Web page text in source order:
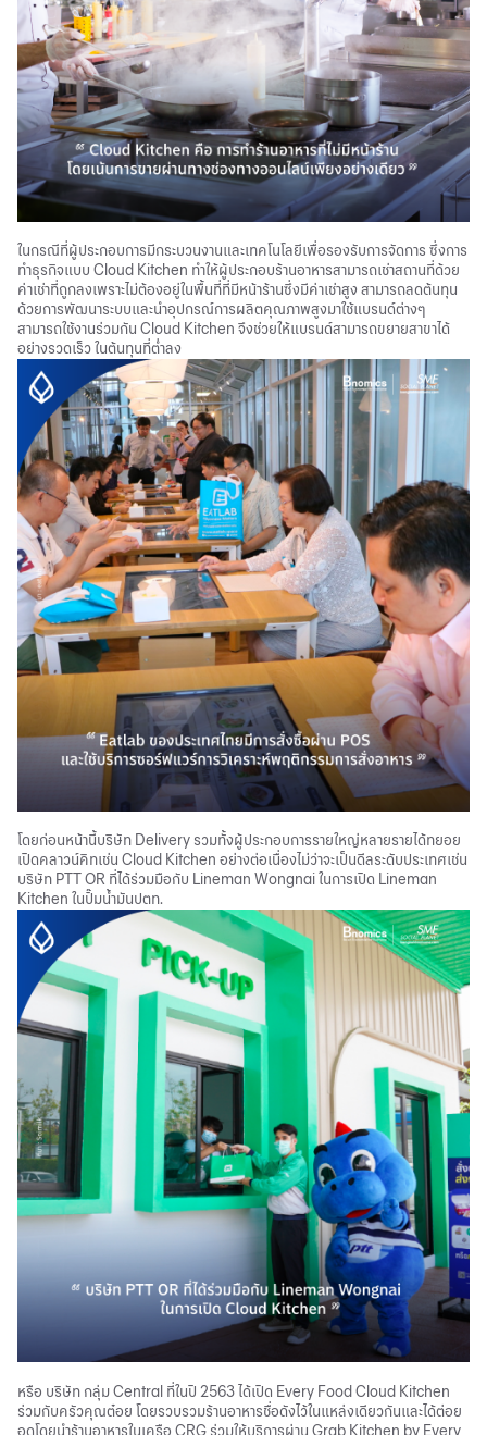
ในกรณีที่ผู้ประกอบการมีกระบวนงานและเทคโนโลยีเพื่อรองรับการจัดการ ซึ่งการ
ทำธุรกิจแบบ Cloud Kitchen ทำให้ผู้ประกอบร้านอาหารสามารถเช่าสถานที่ด้วย
ค่าเช่าที่ถูกลงเพราะไม่ต้องอยู่ในพื้นที่ที่มีหน้าร้านซึ่งมีค่าเช่าสูง สามารถลดต้นทุน
ด้วยการพัฒนาระบบและนำอุปกรณ์การผลิตคุณภาพสูงมาใช้แบรนด์ต่างๆ
สามารถใช้งานร่วมกัน Cloud Kitchen จึงช่วยให้แบรนด์สามารถขยายสาขาได้
อย่างรวดเร็ว ในต้นทุนที่ต่ำลง
โดยก่อนหน้านี้บริษัท Delivery รวมทั้งผู้ประกอบการรายใหญ่หลายรายได้ทยอย
เปิดคลาวน์คิทเช่น Cloud Kitchen อย่างต่อเนื่องไม่ว่าจะเป็นดีลระดับประเทศเช่น
บริษัท PTT OR ที่ได้ร่วมมือกับ Lineman Wongnai ในการเปิด Lineman
Kitchen ในปั๊มน้ำมันปตท.
หรือ บริษัท กลุ่ม Central ที่ในปี 2563 ได้เปิด Every Food Cloud Kitchen
ร่วมกับครัวคุณต๋อย โดยรวบรวมร้านอาหารชื่อดังไว้ในแหล่งเดียวกันและได้ต่อย
อดโดยนำร้านอาหารในเครือ CRG ร่วมให้บริการผ่าน Grab Kitchen by Every